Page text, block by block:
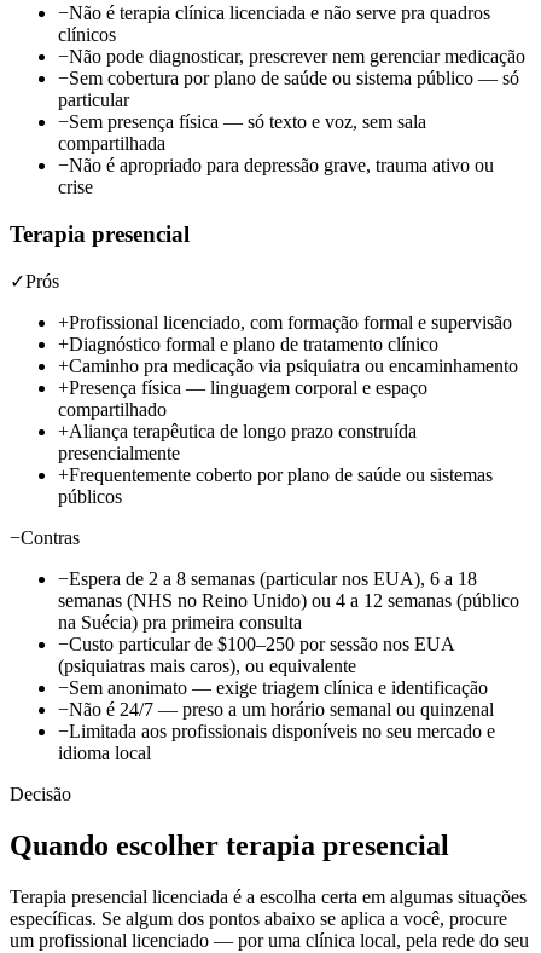
−Não é terapia clínica licenciada e não serve pra quadros
clínicos
−Não pode diagnosticar, prescrever nem gerenciar medicação
−Sem cobertura por plano de saúde ou sistema público — só
particular
−Sem presença física — só texto e voz, sem sala
compartilhada
−Não é apropriado para depressão grave, trauma ativo ou
crise
Terapia presencial
✓Prós
+Profissional licenciado, com formação formal e supervisão
+Diagnóstico formal e plano de tratamento clínico
+Caminho pra medicação via psiquiatra ou encaminhamento
+Presença física — linguagem corporal e espaço
compartilhado
+Aliança terapêutica de longo prazo construída
presencialmente
+Frequentemente coberto por plano de saúde ou sistemas
públicos
−Contras
−Espera de 2 a 8 semanas (particular nos EUA), 6 a 18
semanas (NHS no Reino Unido) ou 4 a 12 semanas (público
na Suécia) pra primeira consulta
−Custo particular de $100–250 por sessão nos EUA
(psiquiatras mais caros), ou equivalente
−Sem anonimato — exige triagem clínica e identificação
−Não é 24/7 — preso a um horário semanal ou quinzenal
−Limitada aos profissionais disponíveis no seu mercado e
idioma local
Decisão
Quando escolher terapia presencial
Terapia presencial licenciada é a escolha certa em algumas situações
específicas. Se algum dos pontos abaixo se aplica a você, procure
um profissional licenciado — por uma clínica local, pela rede do seu